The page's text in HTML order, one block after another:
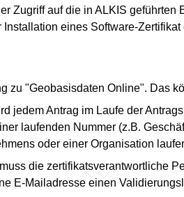
Zugriff auf die in ALKIS
eines Software-Zertifikat
zu "Geobasisdaten Online". Das
jedem Antrag im Laufe der
laufenden Nummer (z.B.
oder einer Organisation
die zertifikatsverantwortliche
E-Mailadresse einen